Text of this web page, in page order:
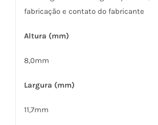
fabricação e contato do fabricante
Altura (mm)
8,0mm
Largura (mm)
11,7mm